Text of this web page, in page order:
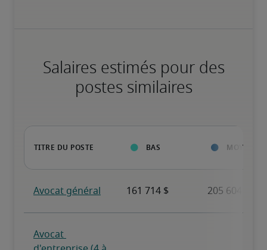
Salaires estimés pour des
postes similaires